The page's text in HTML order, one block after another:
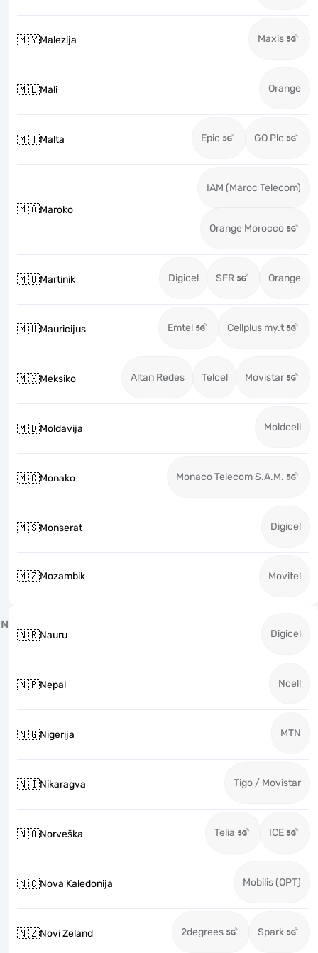
🇲🇾Malezija Maxis
🇲🇱Mali Orange
🇲🇹Malta Epic GO Plc
🇲🇦Maroko
IAM (Maroc Telecom)
Orange Morocco
🇲🇶Martinik Digicel SFR Orange
🇲🇺Mauricijus Emtel Cellplus my.t
🇲🇽Meksiko Altan Redes Telcel Movistar
🇲🇩Moldavija Moldcell
🇲🇨Monako Monaco Telecom S.A.M.
🇲🇸Monserat Digicel
🇲🇿Mozambik Movitel
N
🇳🇷Nauru Digicel
🇳🇵Nepal Ncell
🇳🇬Nigerija MTN
🇳🇮Nikaragva Tigo / Movistar
🇳🇴Norveška Telia ICE
🇳🇨Nova Kaledonija Mobilis (OPT)
🇳🇿Novi Zeland 2degrees Spark